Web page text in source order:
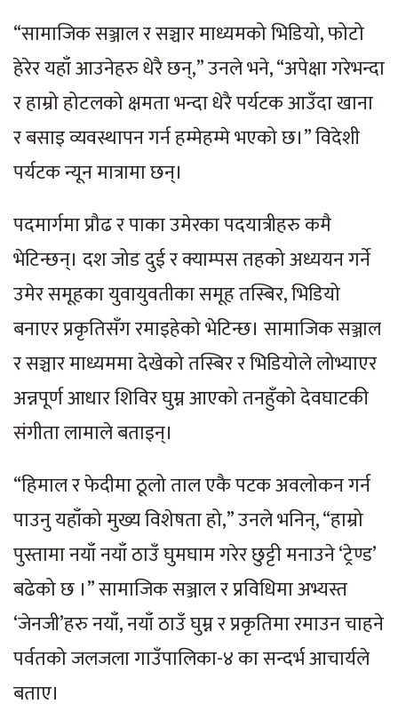
“सामाजिक सञ्जाल र सञ्चार माध्यमको भिडियो, फोटो
हेरेर यहाँ आउनेहरु धेरै छन्,” उनले भने, “अपेक्षा गरेभन्दा
र हाम्रो होटलको क्षमता भन्दा धेरै पर्यटक आउँदा खाना
र बसाइ व्यवस्थापन गर्न हम्मेहम्मे भएको छ।” विदेशी
पर्यटक न्यून मात्रामा छन्।
पदमार्गमा प्रौढ र पाका उमेरका पदयात्रीहरु कमै
भेटिन्छन्। दश जोड दुई र क्याम्पस तहको अध्ययन गर्ने
उमेर समूहका युवायुवतीका समूह तस्बिर, भिडियो
बनाएर प्रकृतिसँग रमाइहेको भेटिन्छ। सामाजिक सञ्जाल
र सञ्चार माध्यममा देखेको तस्बिर र भिडियोले लोभ्याएर
अन्नपूर्ण आधार शिविर घुम्न आएको तनहुँको देवघाटकी
संगीता लामाले बताइन्।
“हिमाल र फेदीमा ठूलो ताल एकै पटक अवलोकन गर्न
पाउनु यहाँको मुख्य विशेषता हो,” उनले भनिन्, “हाम्रो
पुस्तामा नयाँ नयाँ ठाउँ घुमघाम गरेर छुट्टी मनाउने ‘ट्रेण्ड’
बढेको छ ।” सामाजिक सञ्जाल र प्रविधिमा अभ्यस्त
‘जेनजी’हरु नयाँ, नयाँ ठाउँ घुम्न र प्रकृतिमा रमाउन चाहने
पर्वतको जलजला गाउँपालिका-४ का सन्दर्भ आचार्यले
बताए।